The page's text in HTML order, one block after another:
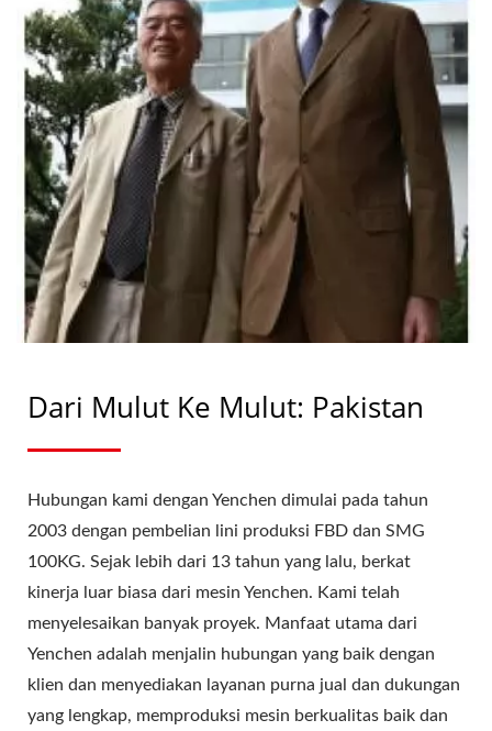
Dari Mulut Ke Mulut: Pakistan
Hubungan kami dengan Yenchen dimulai pada tahun
2003 dengan pembelian lini produksi FBD dan SMG
100KG. Sejak lebih dari 13 tahun yang lalu, berkat
kinerja luar biasa dari mesin Yenchen. Kami telah
menyelesaikan banyak proyek. Manfaat utama dari
Yenchen adalah menjalin hubungan yang baik dengan
klien dan menyediakan layanan purna jual dan dukungan
yang lengkap, memproduksi mesin berkualitas baik dan